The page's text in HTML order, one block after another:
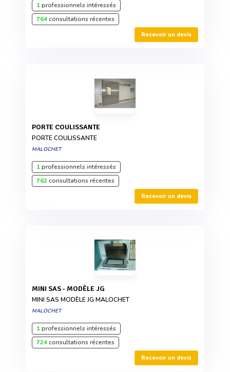
1professionnels intéressés
764consultations récentes
Recevoir un devis
PORTE COULISSANTE
PORTE COULISSANTE
MALOCHET
1professionnels intéressés
762consultations récentes
Recevoir un devis
MINI SAS - MODÈLE JG
MINI SAS MODÈLE JG MALOCHET
MALOCHET
1professionnels intéressés
724consultations récentes
Recevoir un devis